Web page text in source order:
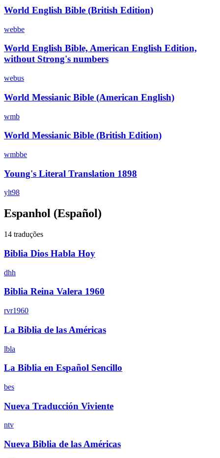
World English Bible (British Edition)
webbe
World English Bible, American English Edition,
without Strong's numbers
webus
World Messianic Bible (American English)
wmb
World Messianic Bible (British Edition)
wmbbe
Young's Literal Translation 1898
ylt98
Espanhol (Español)
14 traduções
Biblia Dios Habla Hoy
dhh
Biblia Reina Valera 1960
rvr1960
La Biblia de las Américas
lbla
La Biblia en Español Sencillo
bes
Nueva Traducción Viviente
ntv
Nueva Biblia de las Américas